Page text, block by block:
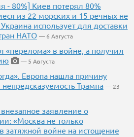
- 80%] Киев потерял 80%
из 22 морских и 15 речных не
использует для доставки
НАТО — 6 Августа
«перелома» в войне, а получил
— 5 Августа
Европа нашла причину
Трампа — 23
заявление о
«Москва не только
затяжной войне на истощение